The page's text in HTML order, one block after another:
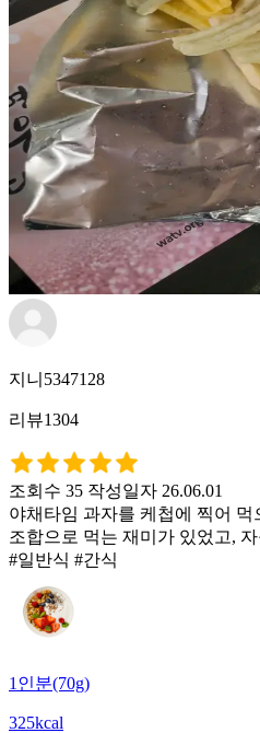
지니5347128
리뷰1304
조회수 35 작성일자 26.06.01
야채타임 과자를 케첩에 찍어
조합으로 먹는 재미가 있었고,
#일반식 #간식
1인분(70g)
325kcal